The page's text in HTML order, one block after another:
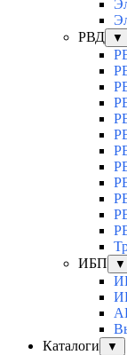
РВД
▼
ИБП
▼
Каталоги
▼